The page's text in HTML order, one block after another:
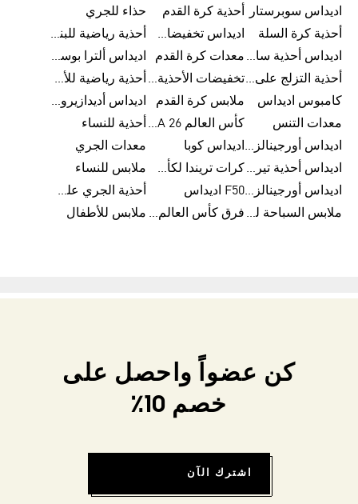
اديداس سوبرستار
أحذية كرة القدم
حذاء للجري
أحذية كرة السلة
اديداس تخفيضات للرجال
أحذية رياضية للبنات
اديداس أحذية سامبا للنساء معدات كرة القدم
اديداس ألترا بوست
أحذية التزلج على اللوح للرجال
تخفيضات الأحذية للرجال
أحذية رياضية للأطفال
كامبوس اديداس
ملابس كرة القدم
اديداس أديدازيرو معدات الجري
معدات التنس
كأس العالم FIFA 26™ أحذية للنساء
اديداس أورجينالز ملابس للنساء اديداس كوبا
معدات الجري
اديداس أحذية تيريكس
كرات تريندا لكأس العالم FIFA 26™
ملابس للنساء
اديداس أورجينالز صنادل للنساءF50 اديداس
أحذية الجري على الطرق الوعرة للرجال
ملابس السباحة للنساء
فرق كأس العالم FIFA 26™ ملابس للأطفال
كن عضواً واحصل على
خصم 10٪
اشترك الآن